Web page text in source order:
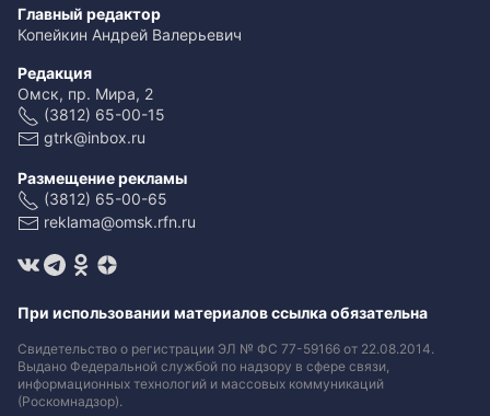
Главный редактор
Копейкин Андрей Валерьевич
Редакция
Омск, пр. Мира, 2
(3812) 65-00-15
gtrk@inbox.ru
Размещение рекламы
(3812) 65-00-65
reklama@omsk.rfn.ru
При использовании материалов ссылка обязательна
Свидетельство о регистрации ЭЛ № ФС 77-59166 от 22.08.2014.
Выдано Федеральной службой по надзору в сфере связи,
информационных технологий и массовых коммуникаций
(Роскомнадзор).